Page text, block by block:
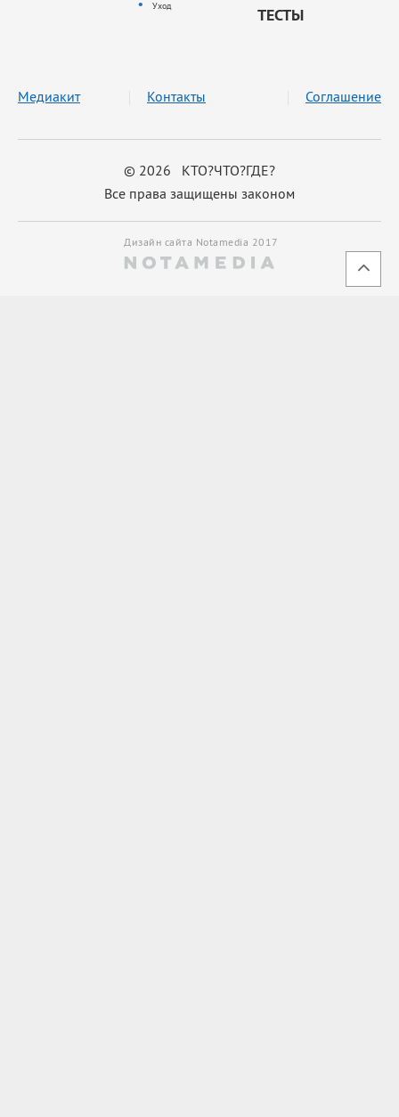
Уход ТЕСТЫ
© 2026 КТО?ЧТО?ГДЕ?
Все права защищены законом
Медиакит Контакты Соглашение
Дизайн сайта Notamedia 2017